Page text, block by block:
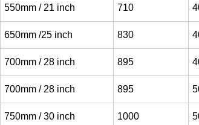
550mm / 21 inch 710
650mm /25 inch 830
700mm / 28 inch 895
700mm / 28 inch 895
750mm / 30 inch 1000